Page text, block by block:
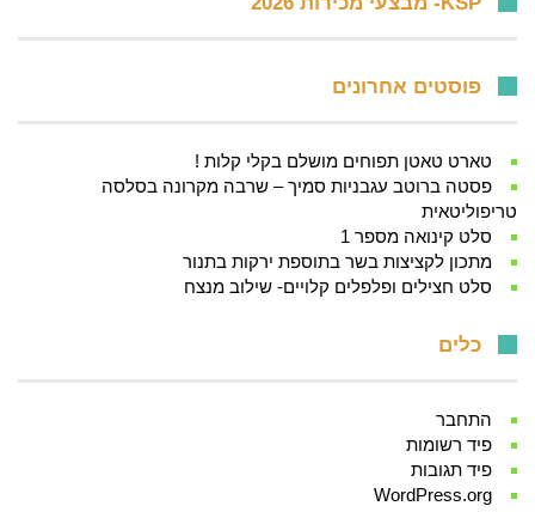
פוסטים אחרונים
טארט טאטן תפוחים מושלם בקלי קלות !
פסטה ברוטב עגבניות סמיך – שרבה מקרונה בסלסה
טריפוליטאית
סלט קינואה מספר 1
מתכון לקציצות בשר בתוספת ירקות בתנור
סלט חצילים ופלפלים קלויים- שילוב מנצח
כלים
התחבר
פיד רשומות
פיד תגובות
WordPress.org